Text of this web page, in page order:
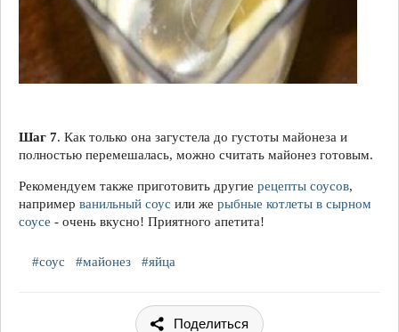
Шаг 7. Как только она загустела до густоты майонеза и
полностью перемешалась, можно считать майонез готовым.
Рекомендуем также приготовить другие рецепты соусов,
например ванильный соус или же рыбные котлеты в сырном
соусе - очень вкусно! Приятного апетита!
#соус #майонез #яйца
Поделиться